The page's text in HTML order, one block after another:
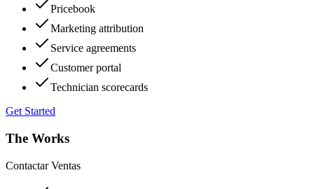
Pricebook
Marketing attribution
Service agreements
Customer portal
Technician scorecards
Get Started
The Works
Contactar Ventas